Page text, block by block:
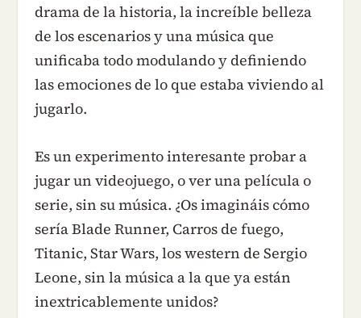
drama de la historia, la increíble belleza
de los escenarios y una música que
unificaba todo modulando y definiendo
las emociones de lo que estaba viviendo al
jugarlo.
Es un experimento interesante probar a
jugar un videojuego, o ver una película o
serie, sin su música. ¿Os imagináis cómo
sería Blade Runner, Carros de fuego,
Titanic, Star Wars, los western de Sergio
Leone, sin la música a la que ya están
inextricablemente unidos?